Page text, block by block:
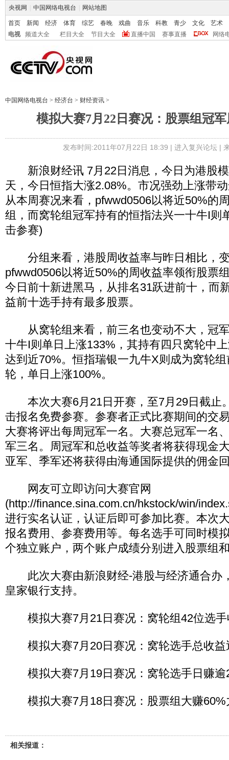
央视网 中国网络电视台 网站地图
首页 新闻 经济 体育 综艺 春晚 戏曲 音乐 科教 青少 文化
艺术
电视
频道大全 栏目大全 节目大全 直播中国 赛事直播 网络
中国网络电视台 > 经济台 > 财经资讯 >
模拟大赛7月22日赛况：股票组冠
发布时间:2011年07月22日 18:39 | 进入复兴论坛|
新浪财经讯 7月22日消息，今日为港股模
天，今日恒指大涨2.08%。市况强劲上涨带
从本周赛况来看，pfwwd0506以将近50%的
组，而窝轮组冠军持有的恒指法兴一十牛I则
击参赛)
分组来看，港股周收益率与昨日相比，
pfwwd0506以将近50%的周收益率领衔股票
今日前十新进黑马，从排名31跃进前十，而
益前十选手持有最多股票。
从窝轮组来看，前三名也变动不大，冠
十牛I则单日上涨133%，其持有四只窝轮中
达到近70%。恒指瑞银一九牛X则成为窝轮
轮，单日上涨100%。
本次大赛6月21日开赛，至7月29日截止
击报名免费参赛。参赛者正式比赛期间的交
大赛将评出每周冠军一名。大赛总冠军一名
军三名。周冠军和总收益等奖者将获得现金
亚军、季军还将获得由海通国际提供的佣金
网友可立即访问大赛官网
(http://finance.sina.com.cn/hkstock/win/
进行实名认证，认证后即可参加比赛。本次
报名费用、参赛费用等。每名选手可同时模
个独立账户，两个账户成绩分别进入股票组
此次大赛由新浪财经-港股与经济通合办
皇家银行支持。
模拟大赛7月21日赛况：窝轮组42位选手
模拟大赛7月20日赛况：窝轮选手总收益
模拟大赛7月19日赛况：窝轮选手日赚逾
模拟大赛7月18日赛况：股票组大赚60%
相关报道：